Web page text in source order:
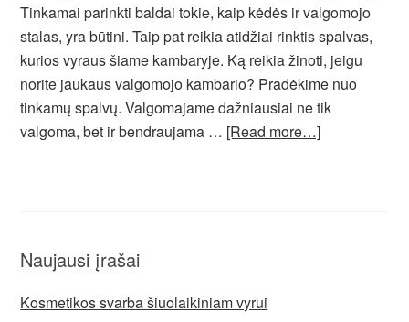
Tinkamai parinkti baldai tokie, kaip kėdės ir valgomojo
stalas, yra būtini. Taip pat reikia atidžiai rinktis spalvas,
kurios vyraus šiame kambaryje. Ką reikia žinoti, jeigu
norite jaukaus valgomojo kambario? Pradėkime nuo
tinkamų spalvų. Valgomajame dažniausiai ne tik
valgoma, bet ir bendraujama … [Read more…]
Naujausi įrašai
Kosmetikos svarba šiuolaikiniam vyrui